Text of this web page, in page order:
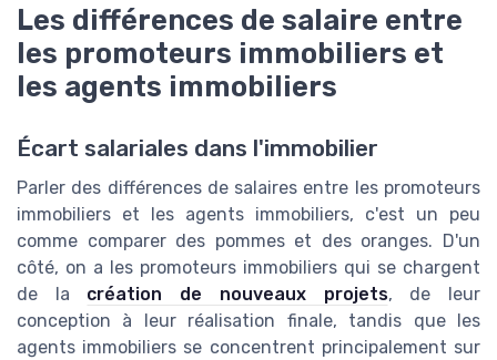
Les différences de salaire entre
les promoteurs immobiliers et
les agents immobiliers
Écart salariales dans l'immobilier
Parler des différences de salaires entre les promoteurs
immobiliers et les agents immobiliers, c'est un peu
comme comparer des pommes et des oranges. D'un
côté, on a les promoteurs immobiliers qui se chargent
de la création de nouveaux projets, de leur
conception à leur réalisation finale, tandis que les
agents immobiliers se concentrent principalement sur